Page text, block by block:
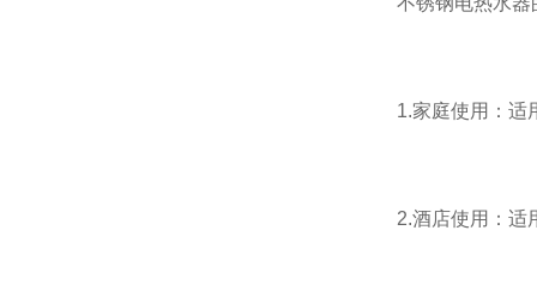
1.家庭使用：适用
2.酒店使用：适用